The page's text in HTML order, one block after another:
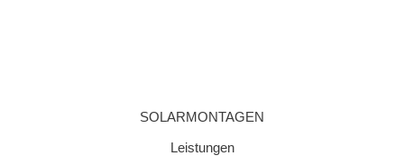
SOLARMONTAGEN
Leistungen